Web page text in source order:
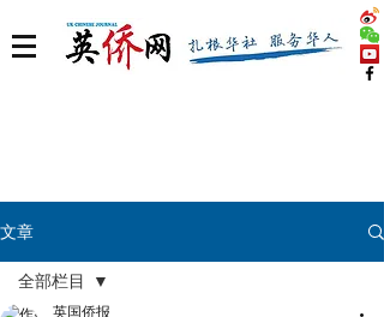
文章
全部栏目
英国侨报